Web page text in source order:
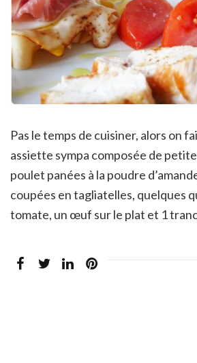
Pas le temps de cuisiner, alors on
assiette sympa composée de
poulet panées à la poudre
coupées en tagliatelles, quelques
tomate, un œuf sur le plat et 1